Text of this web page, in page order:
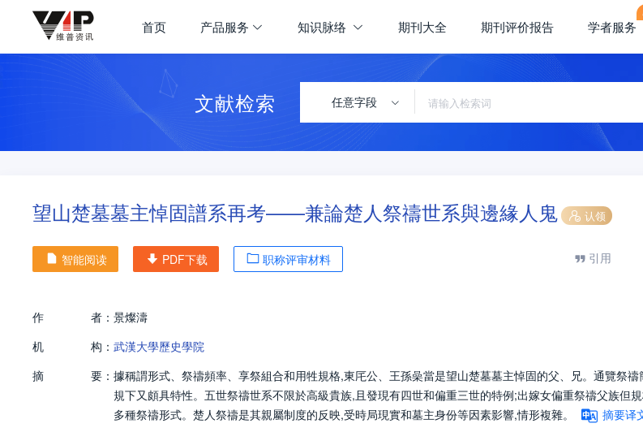
首页 产品服务 知识脉络 期刊大全 期刊评价报告 学者服务
文献检索 任意字段
望山楚墓墓主悼固譜系再考——兼論楚人祭禱世系與邊緣人鬼 认领
智能阅读 PDF下载 职称评审材料 引用
作 者： 景燦濤
机
构： 武漢大學歷史學院
摘
要： 據稱謂形式、祭禱頻率、享祭組合和用牲規格,東厇公、王孫喿當是望山楚墓墓主悼固的父、兄。通覽祭禱
規下又頗具特性。五世祭禱世系不限於高級貴族,且發現有四世和偏重三世的特例;出嫁女偏重祭禱父族但
多種祭禱形式。楚人祭禱是其親屬制度的反映,受時局現實和墓主身份等因素影響,情形複雜。
摘要译